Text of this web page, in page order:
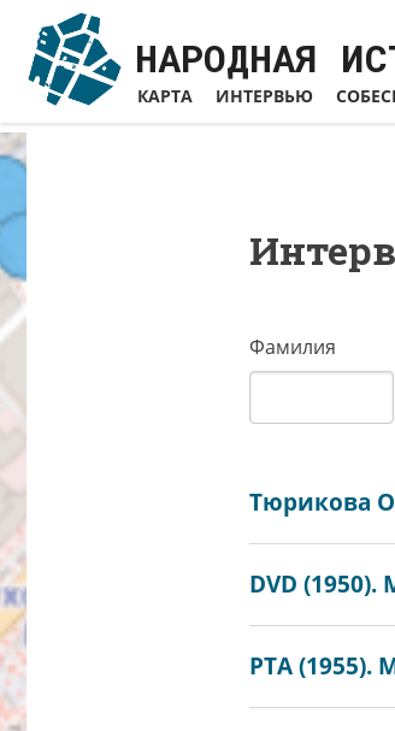
Перейти
основному
содержанию
НАРОДНАЯ
КАРТА ИНТЕРВЬЮ
Фамилия
Тюрикова
DVD (1950).
РТА (1955).